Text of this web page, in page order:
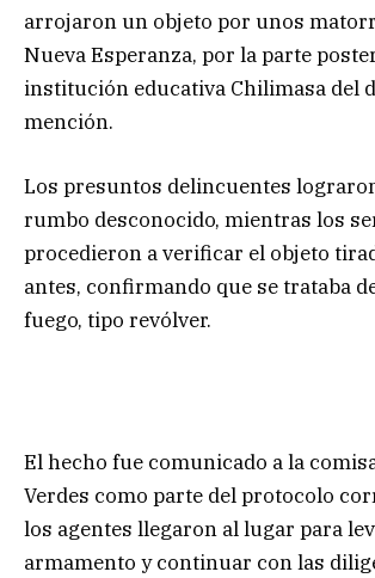
arrojaron un objeto por unos
Nueva Esperanza, por la parte
institución educativa Chilimasa del
mención.
Los presuntos delincuentes
rumbo desconocido, mientras los
procedieron a verificar el objeto
antes, confirmando que se trataba
fuego, tipo revólver.
El hecho fue comunicado a la
Verdes como parte del protocolo
los agentes llegaron al lugar para
armamento y continuar con las